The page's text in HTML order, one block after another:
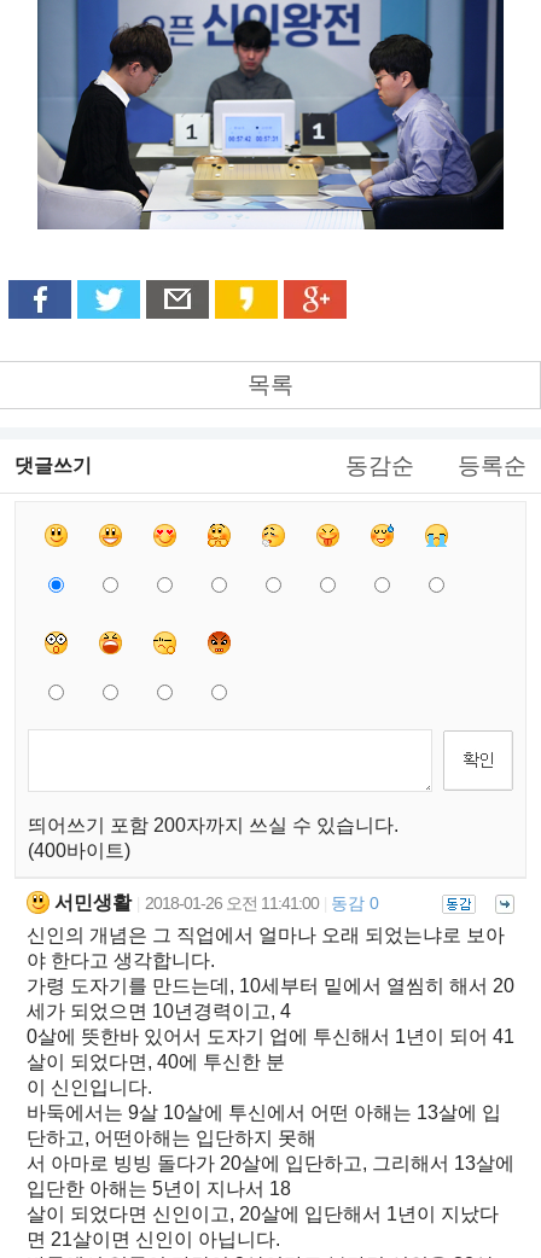
목록
댓글쓰기 동감순 등록순
띄어쓰기 포함 200자까지 쓰실 수 있습니다.
(400바이트)
서민생활 2018-01-26 오전 11:41:00 동감 0
신인의 개념은 그 직업에서 얼마나 오래 되었는냐로 보아
야 한다고 생각합니다.
가령 도자기를 만드는데, 10세부터 밑에서 열씸히 해서 20
세가 되었으면 10년경력이고, 4
0살에 뜻한바 있어서 도자기 업에 투신해서 1년이 되어 41
살이 되었다면, 40에 투신한 분
이 신인입니다.
바둑에서는 9살 10살에 투신에서 어떤 아해는 13살에 입
단하고, 어떤아해는 입단하지 못해
서 아마로 빙빙 돌다가 20살에 입단하고, 그리해서 13살에
입단한 아해는 5년이 지나서 18
살이 되었다면 신인이고, 20살에 입단해서 1년이 지났다
면 21살이면 신인이 아닙니다.